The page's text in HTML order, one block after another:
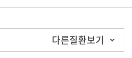
다른질환보기